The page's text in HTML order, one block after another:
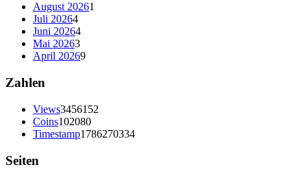
August 20261
Juli 20264
Juni 20264
Mai 20263
April 20269
Zahlen
Views3456152
Coins102080
Timestamp1786270334
Seiten